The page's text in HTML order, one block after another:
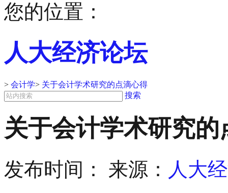
您的位置：
人大经济论坛
> 会计学> 关于会计学术研究的点滴心得
搜索
关于会计学术研究的
发布时间： 来源： 人大